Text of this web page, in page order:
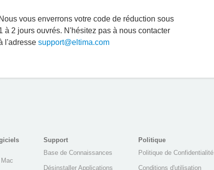
Nous vous enverrons votre code de réduction sous
à 2 jours ouvrés. N'hésitez pas à nous contacter
l'adresse support@eltima.com
Support
Base de Connaissances
Désinstaller Applications
Politique
Politique de Confidentialité
Conditions d'utilisation